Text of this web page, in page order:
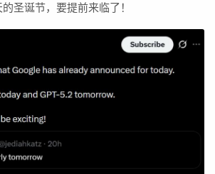
圣诞节，要提前来临了！